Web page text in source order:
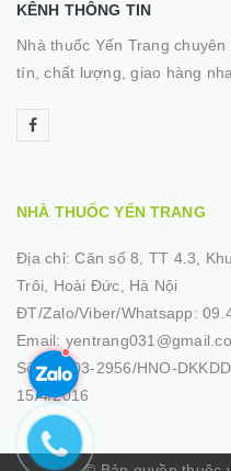
KÊNH THÔNG TIN
Nhà thuốc Yến Trang
tín, chất lượng, giao hàng
NHÀ THUỐC YẾN TRANG
Địa chỉ:Căn số 8, TT 4.3,
Trôi, Hoài Đức, Hà Nội
ĐT/Zalo/Viber/Whatsapp:
Email:
Số GP:03-2956/HNO-
15/4/2016